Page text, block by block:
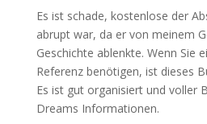
Es ist schade, kostenlose der
abrupt war, da er von meinem
Geschichte ablenkte. Wenn Sie
Referenz benötigen, ist dieses
Es ist gut organisiert und voller
Dreams Informationen.